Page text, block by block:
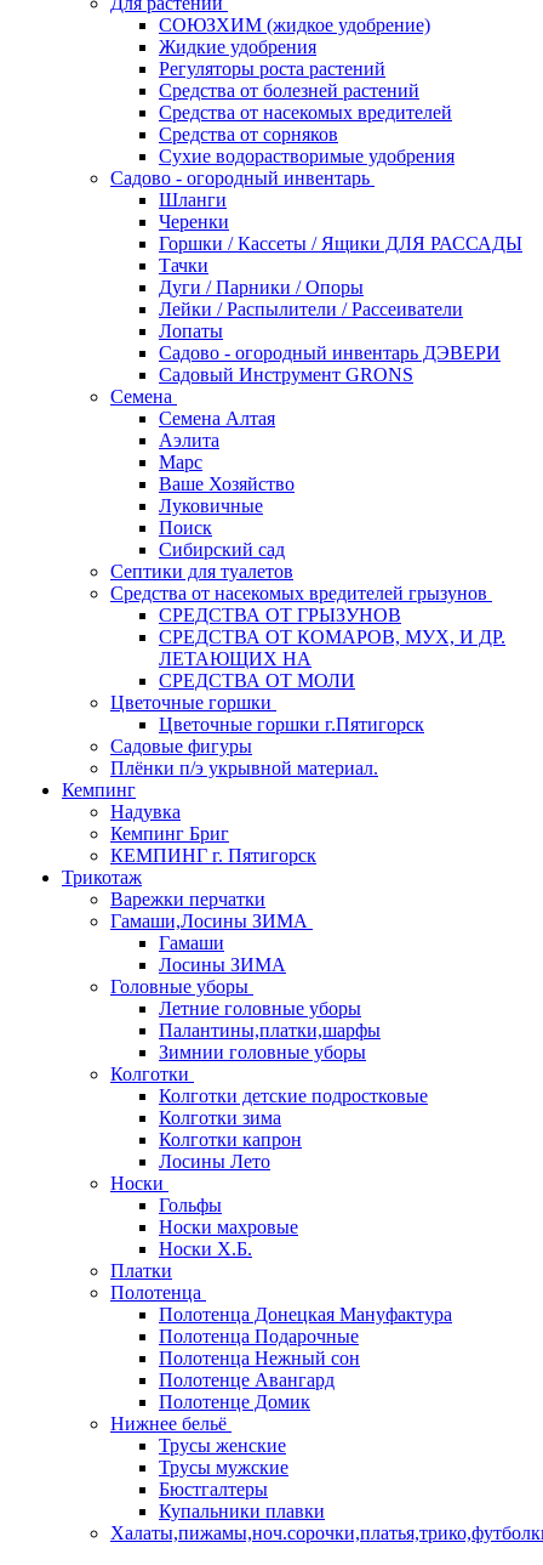
СОЮЗХИМ (жидкое удобрение)
Жидкие удобрения
Регуляторы роста растений
Средства от болезней растений
Средства от насекомых вредителей
Средства от сорняков
Сухие водорастворимые удобрения
Садово - огородный инвентарь
Шланги
Черенки
Горшки / Кассеты / Ящики ДЛЯ РАССАДЫ
Тачки
Дуги / Парники / Опоры
Лейки / Распылители / Рассеиватели
Лопаты
Садово - огородный инвентарь ДЭВЕРИ
Садовый Инструмент GRONS
Семена
Семена Алтая
Аэлита
Марс
Ваше Хозяйство
Луковичные
Поиск
Сибирский сад
Септики для туалетов
Средства от насекомых вредителей грызунов
СPEДСТВА ОТ ГРЫЗУНОВ
СРЕДСТВА ОТ КОМАРОВ, МУХ, И ДР.
ЛЕТАЮЩИХ НА
СРЕДСТВА ОТ МОЛИ
Цветочные горшки
Цветочные горшки г.Пятигорск
Садовые фигуры
Плёнки п/э укрывной материал.
Кемпинг
Надувка
Кемпинг Бриг
КЕМПИНГ г. Пятигорск
Трикотаж
Варежки перчатки
Гамаши,Лосины ЗИМА
Гамаши
Лосины ЗИМА
Головные уборы
Летние головные уборы
Палантины,платки,шарфы
Зимнии головные уборы
Колготки
Колготки детские подростковые
Колготки зима
Колготки капрон
Лосины Лето
Носки
Гольфы
Носки махровые
Носки Х.Б.
Платки
Полотенца
Полотенца Донецкая Мануфактура
Полотенца Подарочные
Полотенца Нежный сон
Полотенце Авангард
Полотенце Домик
Нижнее бельё
Трусы женские
Трусы мужские
Бюстгалтеры
Купальники плавки